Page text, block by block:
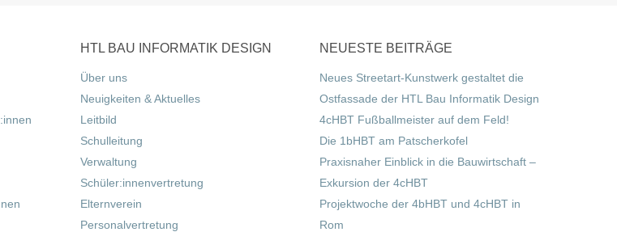
HTL BAU INFORMATIK DESIGN
Über uns
Neuigkeiten & Aktuelles
Leitbild
Schulleitung
Verwaltung
Schüler:innenvertretung
Elternverein
Personalvertretung
NEUESTE BEITRÄGE
Neues Streetart-Kunstwerk gestaltet die
Ostfassade der HTL Bau Informatik Design
4cHBT Fußballmeister auf dem Feld!
Die 1bHBT am Patscherkofel
Praxisnaher Einblick in die Bauwirtschaft –
Exkursion der 4cHBT
Projektwoche der 4bHBT und 4cHBT in
Rom